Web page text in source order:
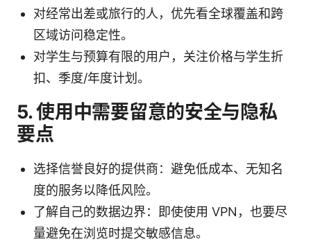
对经常出差或旅行的人，优先看全球覆盖和跨
区域访问稳定性。
对学生与预算有限的用户，关注价格与学生折
扣、季度/年度计划。
5. 使用中需要留意的安全与隐私
要点
选择信誉良好的提供商：避免低成本、无知名
度的服务以降低风险。
了解自己的数据边界：即使使用 VPN，也要尽
量避免在浏览时提交敏感信息。